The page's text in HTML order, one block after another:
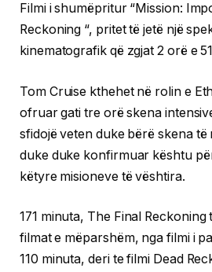
Filmi i shumëpritur “Mission:
Reckoning “, pritet të jetë një
kinematografik që zgjat 2 orë e
Tom Cruise kthehet në rolin e
ofruar gati tre orë skena
sfidojë veten duke bërë skena
duke duke konfirmuar kështu
këtyre misioneve të vështira.
171 minuta, The Final
filmat e mëparshëm, nga filmi i
110 minuta, deri te filmi Dead